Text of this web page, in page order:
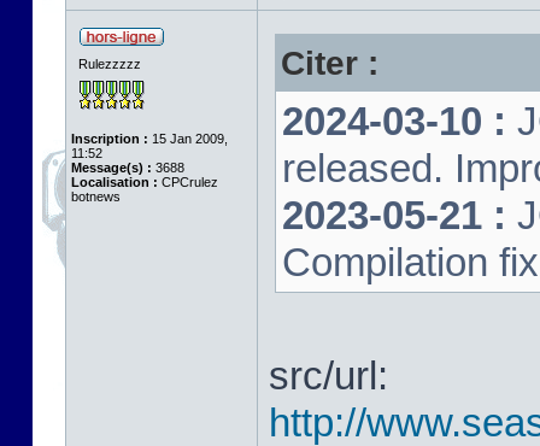
Rulezzzzz
Inscription : 15 Jan 2009,
11:52
Message(s) : 3688
Localisation : CPCrulez
botnews
Citer :
2024-03-10 :
released.
2023-05-21 :
Compilation
src/url:
http://